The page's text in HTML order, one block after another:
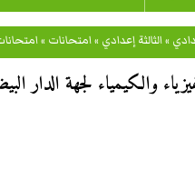
»الثالثة إعدادي »امتحانات »
والكيمياء لجهة الدار